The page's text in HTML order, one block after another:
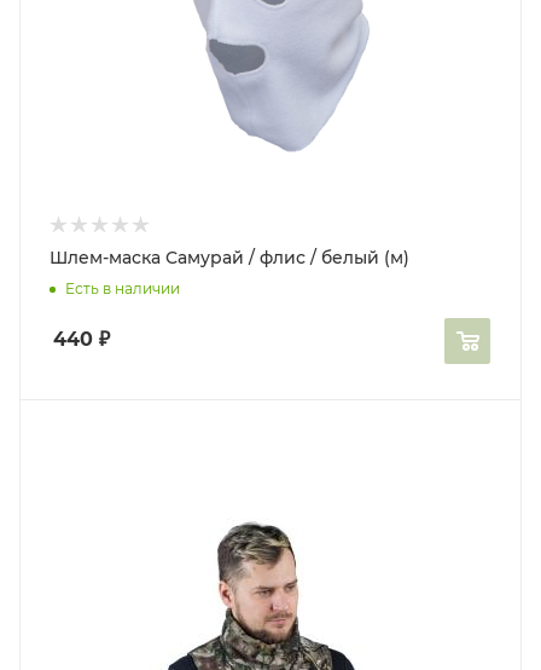
Шлем-маска Самурай / флис / белый (м)
Есть в наличии
440 ₽